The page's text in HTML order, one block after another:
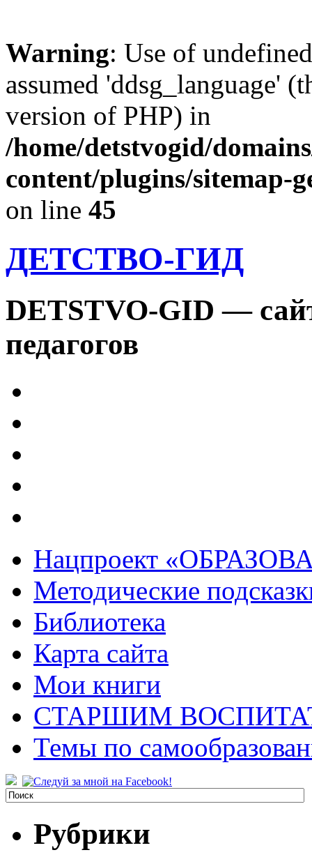
Warning: Use of
assumed 'ddsg_language'
version of PHP) in
/home/detstvogid/
content/plugins/sitemap-
on line 45
ДЕТСТВО-ГИД
DETSTVO-GID —
педагогов
Нацпроект
Методические
Библиотека
Карта сайта
Мои книги
СТАРШИМ
Темы по
Рубрики